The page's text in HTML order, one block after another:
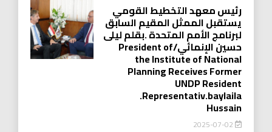
رئيس معهد التخطيط القومي
يستقبل الممثل المقيم السابق
لبرنامج الأمم المتحدة .بقلم ليلى
حسين الإنمائي/President of
the Institute of National
Planning Receives Former
UNDP Resident
.Representativ.baylaila
Hussain
2025-07-02